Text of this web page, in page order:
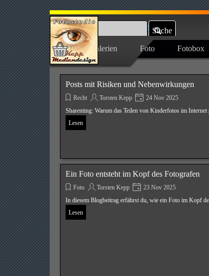
Suche
info@kepp-mediendesign.de
Fon: 05352 969871
Galerien ▼
Foto ▼
Fotobox
Login/out
Posts mit Risiken und Nebenwirkungen
Recht Torsten Kepp
24 Nov 2025
Sharenting: Warum das Teilen von Kinderfotos im Internet
Lesen
Ein Foto entsteht im Kopf des Fotografen
Foto Torsten Kepp
23 Nov 2025
In diesem Blogbeitrag erfährst du, wie ein Foto im Kopf
Lesen